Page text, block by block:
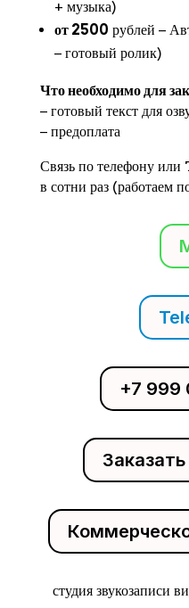
+ музыка)
от 2500 рублей −
− готовый ролик)
Что необходимо для
− готовый текст для
− предоплата
Связь по телефону
в сотни раз (работаем
+7 999
студия звукозаписи